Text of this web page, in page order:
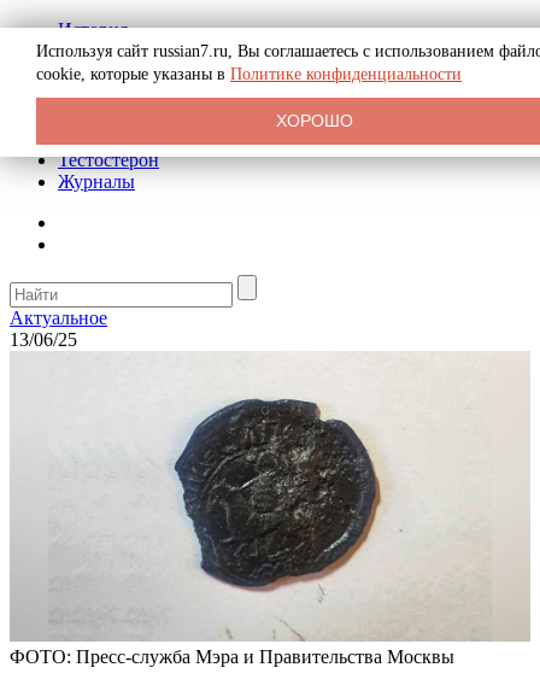
История
Биография
Криминал
Реклама на сайте
Тестостерон
Журналы
Актуальное
13/06/25
ФОТО: Пресс-служба Мэра и Правительства Москвы
Используя сайт russian7.ru, Вы соглашаетесь с использованием
cookie, которые указаны в Политике конфиденциальности
ХОРОШО